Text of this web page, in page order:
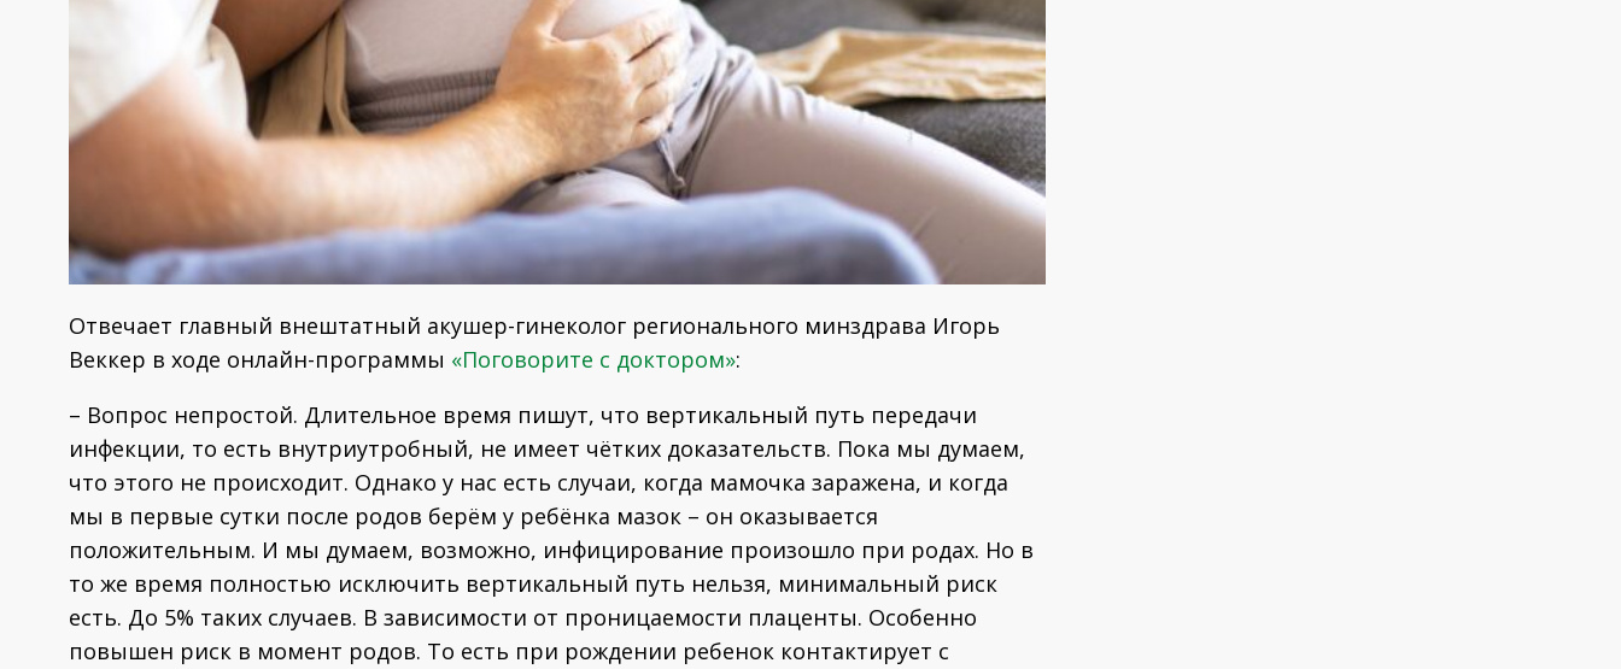
Отвечает главный внештатный акушер-гинеколог регионального минздрава Игорь
Веккер в ходе онлайн-программы «Поговорите с доктором»:
– Вопрос непростой. Длительное время пишут, что вертикальный путь передачи
инфекции, то есть внутриутробный, не имеет чётких доказательств. Пока мы думаем,
что этого не происходит. Однако у нас есть случаи, когда мамочка заражена, и когда
мы в первые сутки после родов берём у ребёнка мазок – он оказывается
положительным. И мы думаем, возможно, инфицирование произошло при родах. Но в
то же время полностью исключить вертикальный путь нельзя, минимальный риск
есть. До 5% таких случаев. В зависимости от проницаемости плаценты. Особенно
повышен риск в момент родов. То есть при рождении ребенок контактирует с